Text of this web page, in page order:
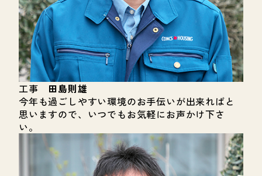
工事 田島則雄
今年も過ごしやすい環境のお手伝いが出来ればと
思いますので、いつでもお気軽にお声かけ下さ
い。